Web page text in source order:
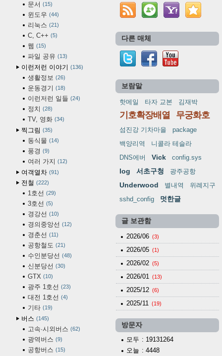
문서 15
윈도우 44
리눅스 21
C, C++ 5
웹 15
파일 공유 13
이런저런 이야기 136
생활정보 26
운동경기 18
이런저런 일들 24
정치 28
TV, 영화 34
찍그림 35
동식물 14
풍경 9
여러 가지 12
여객열차 91
전철 222
1호선 29
3호선 5
경강선 10
경의중앙선 12
경춘선 11
공항철도 21
수인분당선 48
신분당선 30
GTX 10
광주 1호선 23
대전 1호선 4
기타 19
버스 145
고속·시외버스 62
광역버스 9
공항버스 15
다른 매체
보람말
핫메일 타자 교본 김재박
기호확장배열 무궁화호
섬진강 기차마을
package
백양리역
니콜라 테슬라
DNS에버
Vick config.sys
log 서초구청 광주공항
Underwood 별내역
위례지구
sshd_config
멋한글
글 보관함
2026/06 (3)
2026/05 (1)
2026/02 (5)
2026/01 (13)
2025/12 (6)
2025/11 (19)
방문자
모두 : 19131264
오늘 : 4448